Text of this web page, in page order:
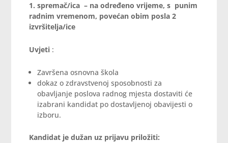
1. spremač/ica – na određeno vrijeme, s punim
radnim vremenom, povećan obim posla 2
izvršitelja/ice
Uvjeti :
Završena osnovna škola
dokaz o zdravstvenoj sposobnosti za
obavljanje poslova radnog mjesta dostaviti će
izabrani kandidat po dostavljenoj obavijesti o
izboru.
Kandidat je dužan uz prijavu priložiti: